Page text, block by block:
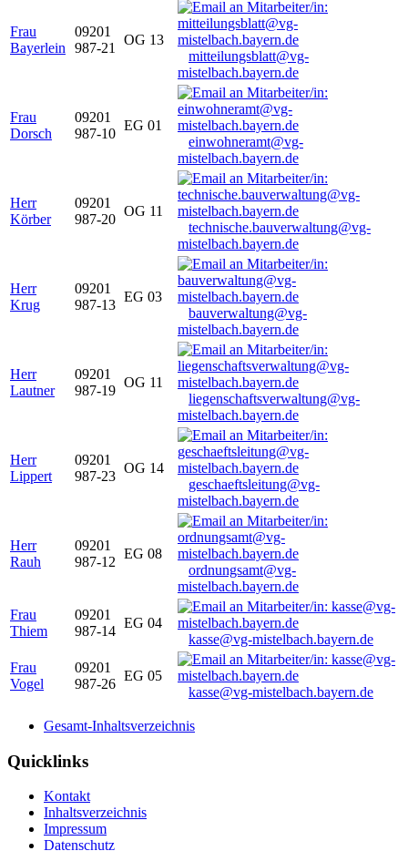
Frau
Bayerlein
09201
987-21
OG 13
mitteilungsblatt@vg-
mistelbach.bayern.de
Frau
Dorsch
09201
987-10
EG 01
einwohneramt@vg-
mistelbach.bayern.de
Herr
Körber
09201
987-20
OG 11
technische.bauverwaltung@vg-
mistelbach.bayern.de
Herr
Krug
09201
987-13
EG 03
bauverwaltung@vg-
mistelbach.bayern.de
Herr
Lautner
09201
987-19
OG 11
liegenschaftsverwaltung@vg-
mistelbach.bayern.de
Herr
Lippert
09201
987-23
OG 14
geschaeftsleitung@vg-
mistelbach.bayern.de
Herr
Rauh
09201
987-12
EG 08
ordnungsamt@vg-
mistelbach.bayern.de
Frau
Thiem
09201
987-14
EG 04
kasse@vg-mistelbach.bayern.de
Frau
Vogel
09201
987-26
EG 05
kasse@vg-mistelbach.bayern.de
Gesamt-Inhaltsverzeichnis
Quicklinks
Kontakt
Inhaltsverzeichnis
Impressum
Datenschutz